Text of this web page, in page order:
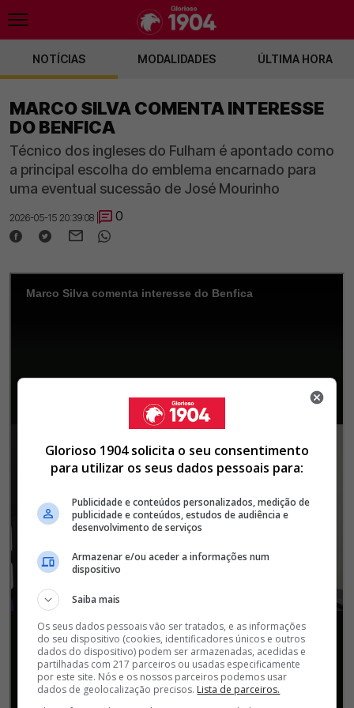
NOTÍCIAS MODALIDADES ÚLTIMA HORA
MARCO SILVA COMENTA INTERESSE
DO BENFICA
Técnico dos ingleses do Fulham é apontado como
a principal escolha do emblema encarnado para
uma eventual sucessão de José Mourinho
2026-05-15 20:39:08 | 0
Glorioso 1904 solicita o seu consentimento
para utilizar os seus dados pessoais para:
Publicidade e conteúdos personalizados, medição de
publicidade e conteúdos, estudos de audiência e
desenvolvimento de serviços
Armazenar e/ou aceder a informações num
dispositivo
Saiba mais
Os seus dados pessoais vão ser tratados, e as informações
do seu dispositivo (cookies, identificadores únicos e outros
dados do dispositivo) podem ser armazenadas, acedidas e
partilhadas com 217 parceiros ou usadas especificamente
por este site. Nós e os nossos parceiros podemos usar
dados de geolocalização precisos. Lista de parceiros.